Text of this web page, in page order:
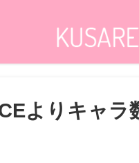
よりキャ